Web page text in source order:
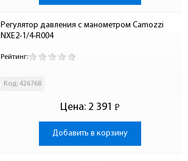
Регулятор давления с манометром Camozzi
NXE2-1/4-R004
Рейтинг:
Код: 426768
Цена: 2 391 Р
-
Добавить в корзину